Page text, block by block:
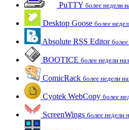
PuTTY более недели
Desktop Goose более
Absolute RSS Editor
BOOTICE более недели
ComicRack более недели
Cyotek WebCopy более
ScreenWings более недели